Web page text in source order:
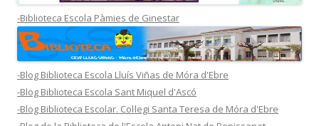
-Biblioteca Escola Pàmies de Ginestar
-Blog Biblioteca Escola Lluís Viñas de Móra d'Ebre
-Blog Biblioteca Escola Sant Miquel d'Ascó
-Blog Biblioteca Escolar. Col·legi Santa Teresa de Móra d'Ebre